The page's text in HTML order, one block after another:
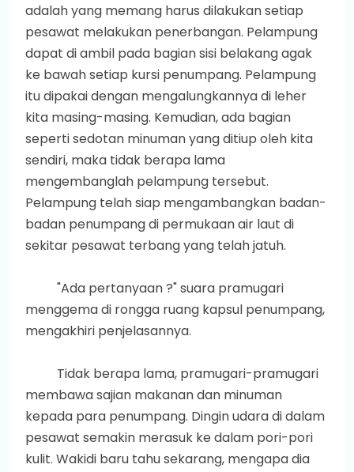
adalah yang memang harus dilakukan setiap
pesawat melakukan penerbangan. Pelampung
dapat di ambil pada bagian sisi belakang agak
ke bawah setiap kursi penumpang. Pelampung
itu dipakai dengan mengalungkannya di leher
kita masing-masing. Kemudian, ada bagian
seperti sedotan minuman yang ditiup oleh kita
sendiri, maka tidak berapa lama
mengembanglah pelampung tersebut.
Pelampung telah siap mengambangkan badan-
badan penumpang di permukaan air laut di
sekitar pesawat terbang yang telah jatuh.
"Ada pertanyaan ?" suara pramugari
menggema di rongga ruang kapsul penumpang,
mengakhiri penjelasannya.
Tidak berapa lama, pramugari-pramugari
membawa sajian makanan dan minuman
kepada para penumpang. Dingin udara di dalam
pesawat semakin merasuk ke dalam pori-pori
kulit. Wakidi baru tahu sekarang, mengapa dia